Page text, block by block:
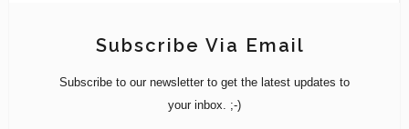
Subscribe Via Email
Subscribe to our newsletter to get the latest updates to
your inbox. ;-)